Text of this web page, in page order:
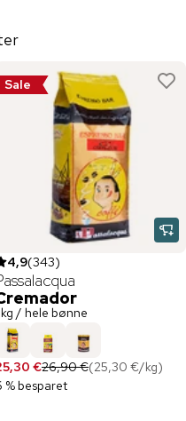
Sale
4,9(343)
kg / hele bønne
€26,90 €(25,30 €/kg)
% besparet